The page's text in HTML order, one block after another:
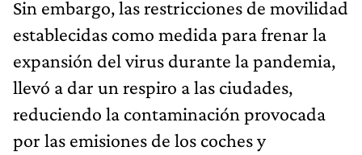
Sin embargo, las restricciones de movilidad
establecidas como medida para frenar la
expansión del virus durante la pandemia,
llevó a dar un respiro a las ciudades,
reduciendo la contaminación provocada
por las emisiones de los coches y